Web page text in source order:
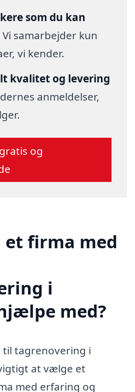
som du kan
Vi samarbejder kun
vi kender.
kvalitet og levering
anmeldelser,
og
et firma med
i
med?
tagrenovering i
at vælge et
med erfaring og